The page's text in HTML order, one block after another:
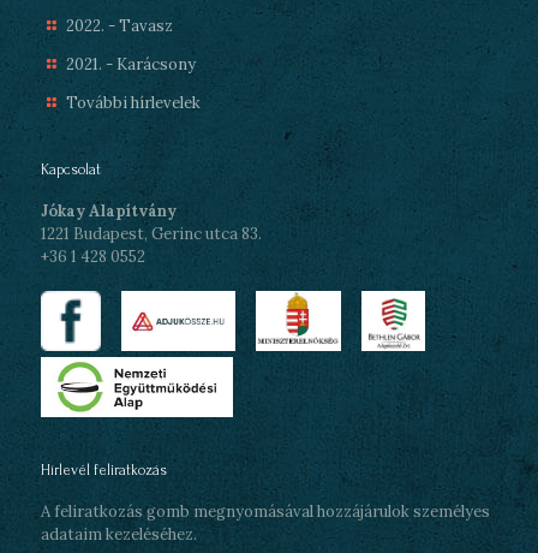
2022. - Tavasz
2021. - Karácsony
További hírlevelek
Kapcsolat
Jókay Alapítvány
1221 Budapest, Gerinc utca 83.
+36 1 428 0552
Hírlevél feliratkozás
A feliratkozás gomb megnyomásával hozzájárulok személyes
adataim kezeléséhez.